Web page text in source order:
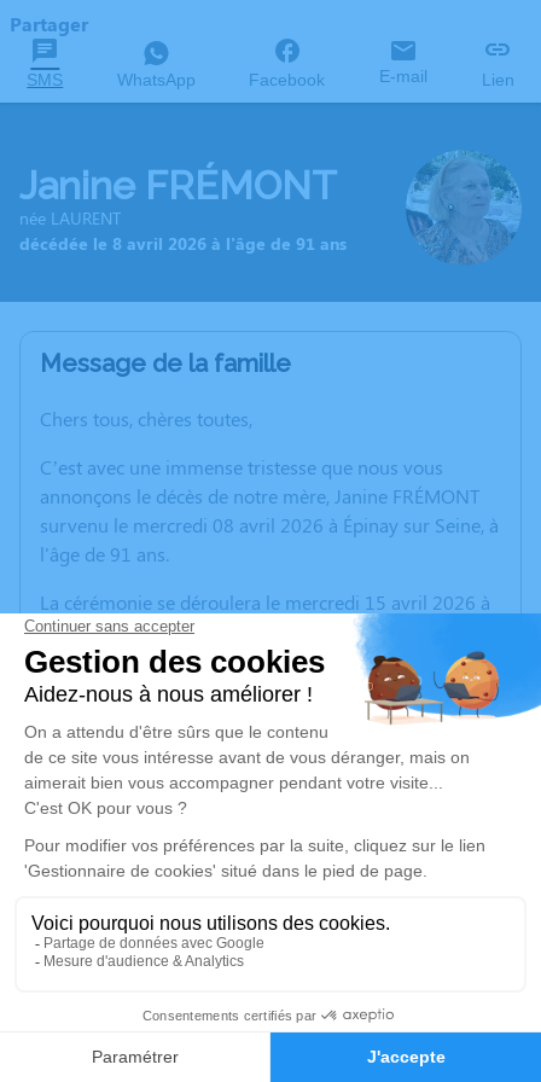
Faire-part Hommages
Partager
SMS WhatsApp Facebook E-mail Lien
Janine FRÉMONT
née LAURENT
décédée le 8 avril 2026 à l'âge de 91 ans
Message de la famille
Chers tous, chères toutes,
C’est avec une immense tristesse que nous vous
annonçons le décès de notre mère, Janine FRÉMONT
survenu le mercredi 08 avril 2026 à Épinay sur Seine, à
l'âge de 91 ans.
La cérémonie se déroulera le mercredi 15 avril 2026 à
14h30 à l’adresse suivante : Église Saint Jean de
Montmartre - 19 rue des Abbesses - 75018 Paris.
En lieu et place de fleurs, un don à l'Institut du
cerveau, France Alzheimer, La ligue contre le
cancer, Les petits Frères des Pauvres ou la
plantation d’un arbre en sa mémoire sera
apprécié.
Si vous le souhaitez, vous pouvez utiliser le lien ci-
photos souvenirs, une anecdote.
Cet espace est un lieu d'expression dédié à honorer la
Nous remercions tous ceux qui s’associent à notre
peine.